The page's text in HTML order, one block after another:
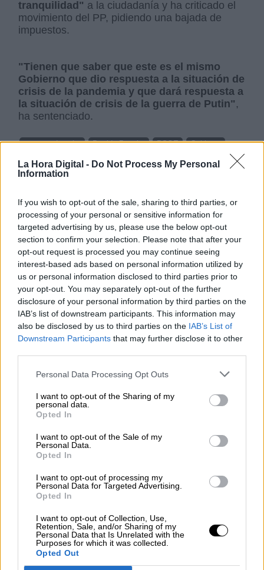
La Hora Digital - Do Not Process My Personal
Information
If you wish to opt-out of the sale, sharing to third parties, or
processing of your personal or sensitive information for
targeted advertising by us, please use the below opt-out
section to confirm your selection. Please note that after your
opt-out request is processed you may continue seeing
interest-based ads based on personal information utilized by
us or personal information disclosed to third parties prior to
your opt-out. You may separately opt-out of the further
disclosure of your personal information by third parties on the
IAB’s list of downstream participants. This information may
also be disclosed by us to third parties on the IAB’s List of
Downstream Participants that may further disclose it to other
Personal Data Processing Opt Outs
I want to opt-out of the Sharing of my
personal data.
Opted In
I want to opt-out of the Sale of my
Personal Data.
Opted In
I want to opt-out of processing my
Personal Data for Targeted Advertising.
Opted In
I want to opt-out of Collection, Use,
Retention, Sale, and/or Sharing of my
Personal Data that Is Unrelated with the
Purposes for which it was collected.
Opted Out
tranquilidad" a la ciudadanía y ha criticado el
movimiento del PP, pidiendo una bajada de
impuestos.
"Tienen que saber que este es el mismo
Gobierno que dio respuesta a la situación de
crisis de la pandemia y que dará respuesta a
la situación de crisis de la guerra de Putin" ,
ha sentenciado.
extrema derecha Partido Popular PSOE
Gobierno
Esperamos que Pedro Sánchez
recupere el sentido de sus palabras
Echa a andar la legislatura